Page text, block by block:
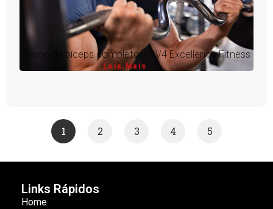
Treino de bíceps completo na V4 Excellence Fitness
Leia Mais
1 2 3 4 5
Links Rápidos
Home